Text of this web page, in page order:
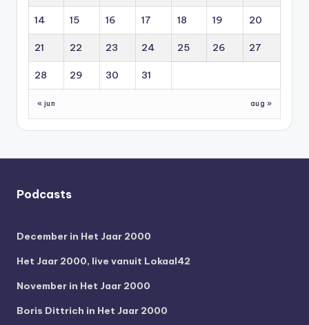
14 15 16 17 18 19 20
21 22 23 24 25 26 27
28 29 30 31
« jun aug »
Podcasts
December in Het Jaar 2000
Het Jaar 2000, live vanuit Lokaal42
November in Het Jaar 2000
Boris Dittrich in Het Jaar 2000